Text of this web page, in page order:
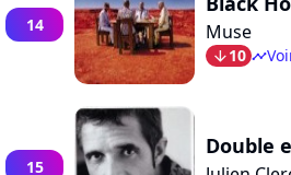
14 Muse
arrow_bot10 timeline
15
Double